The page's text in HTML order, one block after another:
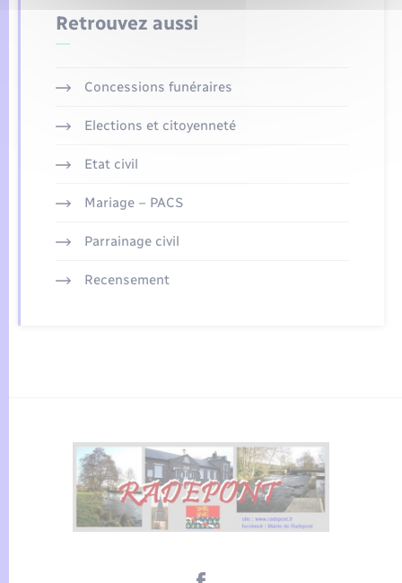
Retrouvez aussi
Concessions funéraires
Elections et citoyenneté
Etat civil
Mariage – PACS
Parrainage civil
Recensement